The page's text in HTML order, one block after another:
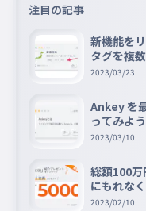
注目の記事
新機能を
タグを複
2023/03/23
Ankey を
ってみよ
2023/03/10
総額100
にもれな
ゼントキャ
2023/02/10